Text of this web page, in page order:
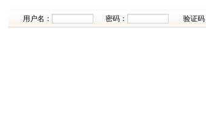
用户名： 密码： 验证码